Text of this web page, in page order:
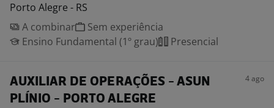
Porto Alegre - RS
A combinar
Sem experiência
Ensino Fundamental (1º grau)
Presencial
AUXILIAR DE OPERAÇÕES - ASUN
PLÍNIO - PORTO ALEGRE
4 ago